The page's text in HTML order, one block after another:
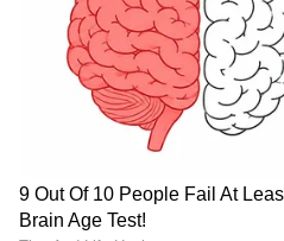
ಕತ್ತರಿಸಿದ ಹಣ್ಣನ್ನು 24
ಇಲ್ಲದಿದ್ದರೆ, ತೀವ್ರ ಹೊಟ್ಟೆ